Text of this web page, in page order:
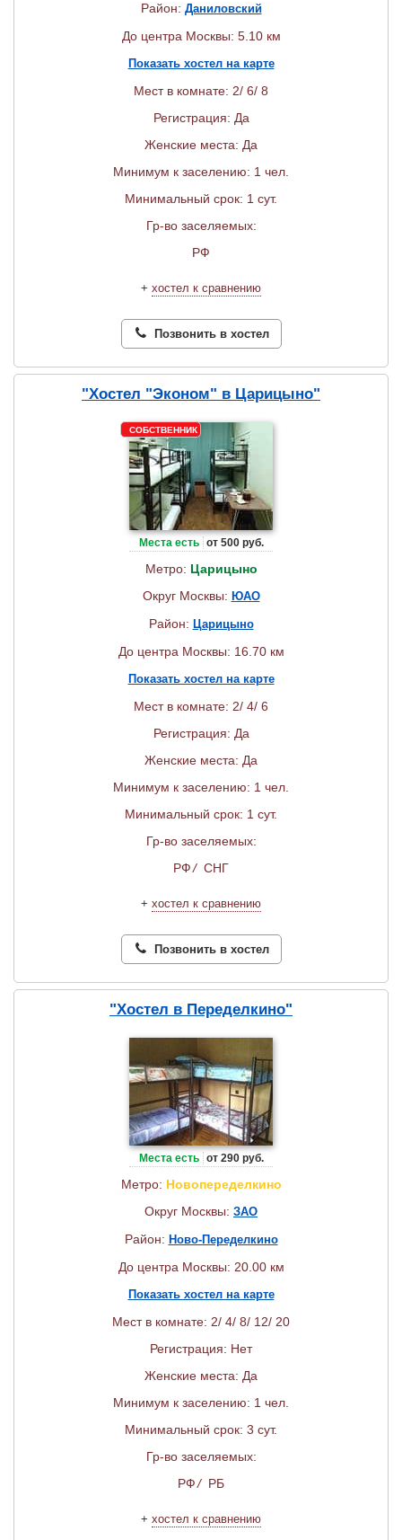
Район: Даниловский
До центра Москвы: 5.10 км
Показать хостел на карте
Мест в комнате: 2/ 6/ 8
Регистрация: Да
Женские места: Да
Минимум к заселению: 1 чел.
Минимальный срок: 1 сут.
Гр-во заселяемых:
РФ
+ хостел к сравнению
Позвонить в хостел
"Хостел "Эконом" в Царицыно"
СОБСТВЕННИК
Места есть от 500 руб.
Метро: Царицыно
Округ Москвы: ЮАО
Район: Царицыно
До центра Москвы: 16.70 км
Показать хостел на карте
Мест в комнате: 2/ 4/ 6
Регистрация: Да
Женские места: Да
Минимум к заселению: 1 чел.
Минимальный срок: 1 сут.
Гр-во заселяемых:
РФ/ СНГ
+ хостел к сравнению
Позвонить в хостел
"Хостел в Переделкино"
Места есть от 290 руб.
Метро: Новопеределкино
Округ Москвы: ЗАО
Район: Ново-Переделкино
До центра Москвы: 20.00 км
Показать хостел на карте
Мест в комнате: 2/ 4/ 8/ 12/ 20
Регистрация: Нет
Женские места: Да
Минимум к заселению: 1 чел.
Минимальный срок: 3 сут.
Гр-во заселяемых:
РФ/ РБ
+ хостел к сравнению